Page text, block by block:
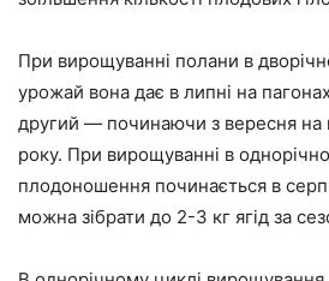
При вирощуванні полани в
урожай вона дає в липні на
другий — починаючи з вересня на
року. При вирощуванні в
плодоношення починається в
можна зібрати до 2-3 кг ягід за